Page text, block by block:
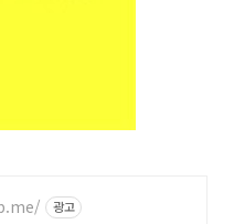
광고